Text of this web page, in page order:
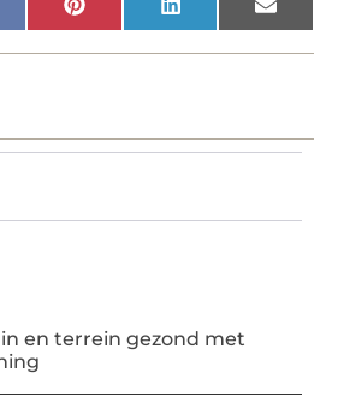
PinterestLinkedIn Email
en terrein gezond met